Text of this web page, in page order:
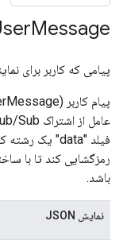
Message
پیامی که کاربر برای
باشد.
نمایش JSON